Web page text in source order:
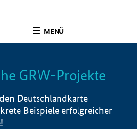
MENÜ
Info
GRW-Projekte
Deutschlandkarte
Beispiele erfolgreicher